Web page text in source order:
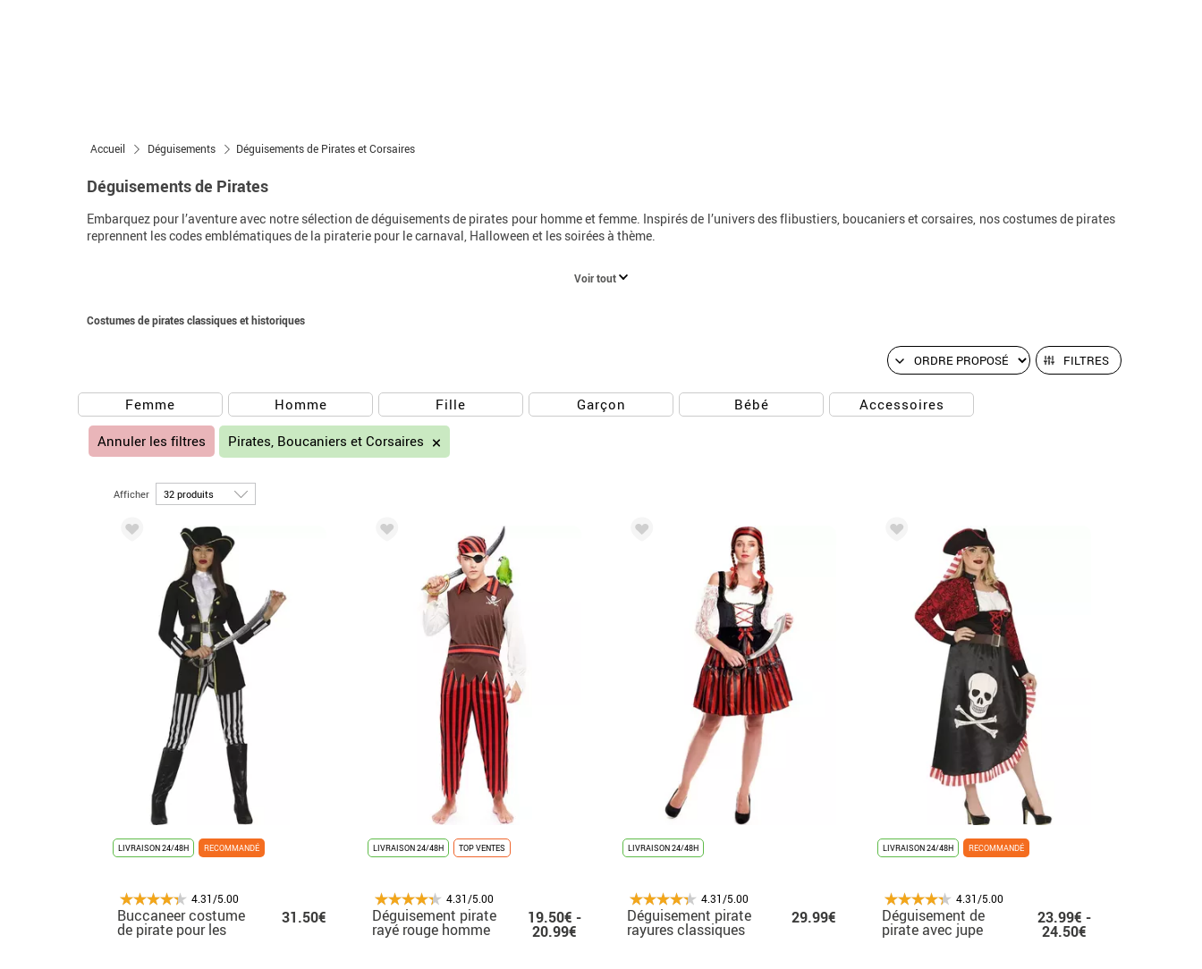
Accueil Déguisements Déguisements de Pirates et Corsaires
Déguisements de Pirates
Embarquez pour l’aventure avec notre sélection de déguisements de pirates pour homme et femme. Inspirés de l’univers des flibustiers, boucaniers et corsaires, nos costumes de pirates
reprennent les codes emblématiques de la piraterie pour le carnaval, Halloween et les soirées à thème.
Voir tout
Costumes de pirates classiques et historiques
FILTRES
Femme Homme Fille Garçon Bébé Accessoires
Annuler les filtres Pirates, Boucaniers et Corsaires
Afficher
LIVRAISON 24/48H RECOMMANDÉ
4.31/5.00
Buccaneer costume
de pirate pour les
femmes
31.50€
LIVRAISON 24/48H TOP VENTES
4.31/5.00
Déguisement pirate
rayé rouge homme
19.50€ -
20.99€
LIVRAISON 24/48H
4.31/5.00
Déguisement pirate
rayures classiques
femme
29.99€
LIVRAISON 24/48H RECOMMANDÉ
4.31/5.00
Déguisement de
pirate avec jupe
femme
23.99€ -
24.50€